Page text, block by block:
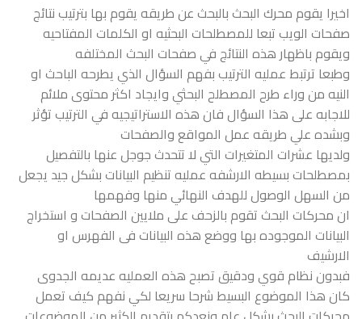
اخيرا يقوم محرك البحث بالبحث عن طريقه يقوم بها بترتيب نتائج
صفحات الويب تبعا للمصطلحات البحثيه او الكلمات المفتاحيه
ويقوم باظهار هذه النتائج في صفحات البحث المختلفه
وطبعا ترتبط عمليه الترتيب بفهم السؤال الذي يطرحه الباحث او
النيه من وراء طرح المصطلح البحثي وايجاد اكثر محتوى ملائم
للاجابه على هذا السؤال فان هذه الاستراتيجيه في الترتيب تؤثر
وبشده علي طريقه عمل المواقع والصفحات
ولديها عشرات المتغيرات التي لا تتحدث جوجل عنها بالتفصيل
بمصطلحات بسيطه الارشفه عمليه تنظيم البيانات بشكل جيد يجعل
من السهل الوصول للهدف النهائي منها وفهمها
ان محركات البحث تقوم بالزحف على ملايين الصفحات و استخراج
البيانات الموجوده بها ووضع هذه البيانات فى الفهرس او
الارشيف
فبدون نظام قوي ودقيق تصبح هذه العمليه عديمه الجدوى
كان هذا الموضوع البسيط شرحا سريعا لكي نفهم كيف تعمل